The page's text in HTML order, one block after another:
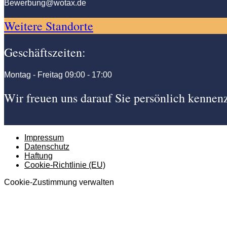
Bewerbung@wotax.de
Weitere Standorte
Geschäftszeiten:
Montag - Freitag 09:00 - 17:00
Wir freuen uns darauf Sie persönlich
Impressum
Datenschutz
Haftung
Cookie-Richtlinie (EU)
Cookie-Zustimmung verwalten